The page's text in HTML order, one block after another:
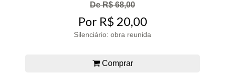
De R$ 68,00
Por R$ 20,00
Silenciário: obra reunida
Comprar